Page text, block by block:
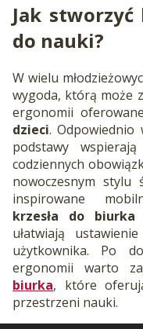
Jak
do nauki?
W wielu
wygoda, którą może
ergonomii
dzieci. Odpowiednio
podstawy
codziennych
nowoczesnym stylu
inspirowane
krzesła do biurka
ułatwiają
użytkownika. Po
ergonomii warto
biurka, które
przestrzeni nauki.